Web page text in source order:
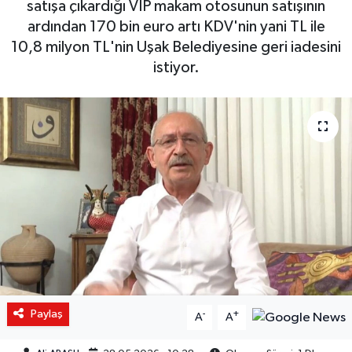
satışa çıkardığı VIP makam otosunun satışının
ardından 170 bin euro artı KDV'nin yani TL ile
10,8 milyon TL'nin Uşak Belediyesine geri iadesini
istiyor.
Paylaş A- A+